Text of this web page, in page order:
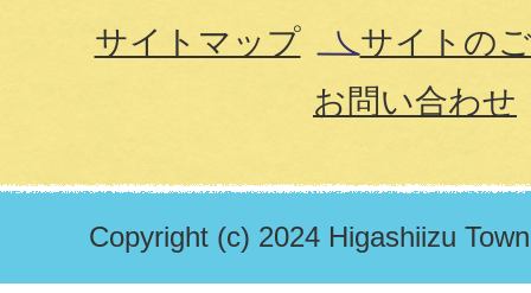
サイトマップ
サイトの
お問い合わせ
Copyright (c) 2024 Higashiizu